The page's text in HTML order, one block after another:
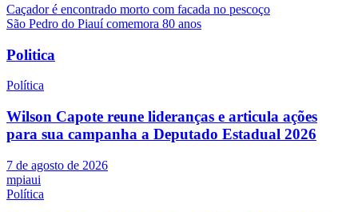
Navegação
de
Post
Caçador é encontrado morto com facada no pescoço
São Pedro do Piauí comemora 80 anos
Politica
Política
Wilson Capote reune lideranças e articula ações
para sua campanha a Deputado Estadual 2026
7 de agosto de 2026
mpiaui
Política